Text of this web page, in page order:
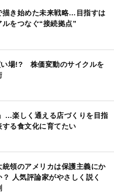
描き始めた未来戦略…目指すは
をつなぐ“接続拠点”
場!? 株価変動のサイクルを
…楽しく通える店づくりを目指
する食文化に育てたい
領のアメリカは保護主義にか
？ 人気評論家がやさしく説く